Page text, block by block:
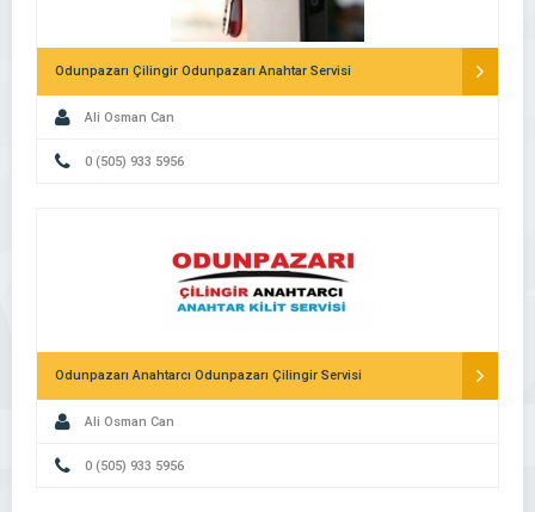
Odunpazarı Çilingir Odunpazarı Anahtar Servisi
Ali Osman Can
0 (505) 933 5956
Odunpazarı Anahtarcı Odunpazarı Çilingir Servisi
Ali Osman Can
0 (505) 933 5956